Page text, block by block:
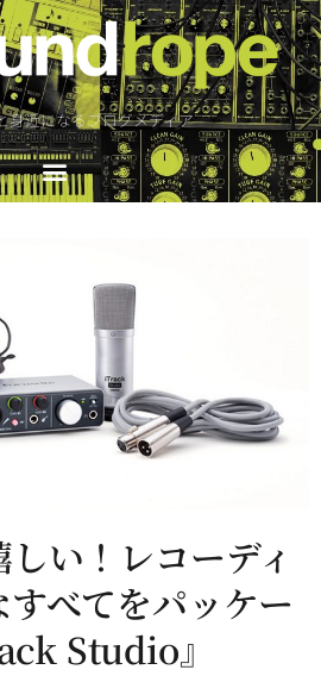
身近になるブログメディア
い！レコーディ
べてをパッケー
Studio』